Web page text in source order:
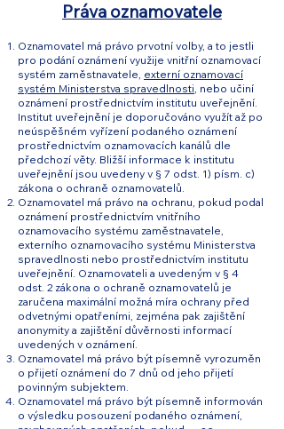
Práva oznamovatele
Oznamovatel má právo prvotní volby, a to jestli
pro podání oznámení využije vnitřní oznamovací
systém zaměstnavatele, externí oznamovací
systém Ministerstva spravedlnosti, nebo učiní
oznámení prostřednictvím institutu uveřejnění.
Institut uveřejnění je doporučováno využít až po
neúspěšném vyřízení podaného oznámení
prostřednictvím oznamovacích kanálů dle
předchozí věty. Bližší informace k institutu
uveřejnění jsou uvedeny v § 7 odst. 1) písm. c)
zákona o ochraně oznamovatelů.
Oznamovatel má právo na ochranu, pokud podal
oznámení prostřednictvím vnitřního
oznamovacího systému zaměstnavatele,
externího oznamovacího systému Ministerstva
spravedlnosti nebo prostřednictvím institutu
uveřejnění. Oznamovateli a uvedeným v § 4
odst. 2 zákona o ochraně oznamovatelů je
zaručena maximální možná míra ochrany před
odvetnými opatřeními, zejména pak zajištění
anonymity a zajištění důvěrnosti informací
uvedených v oznámení.
Oznamovatel má právo být písemně vyrozuměn
o přijetí oznámení do 7 dnů od jeho přijetí
povinným subjektem.
Oznamovatel má právo být písemně informován
o výsledku posouzení podaného oznámení,